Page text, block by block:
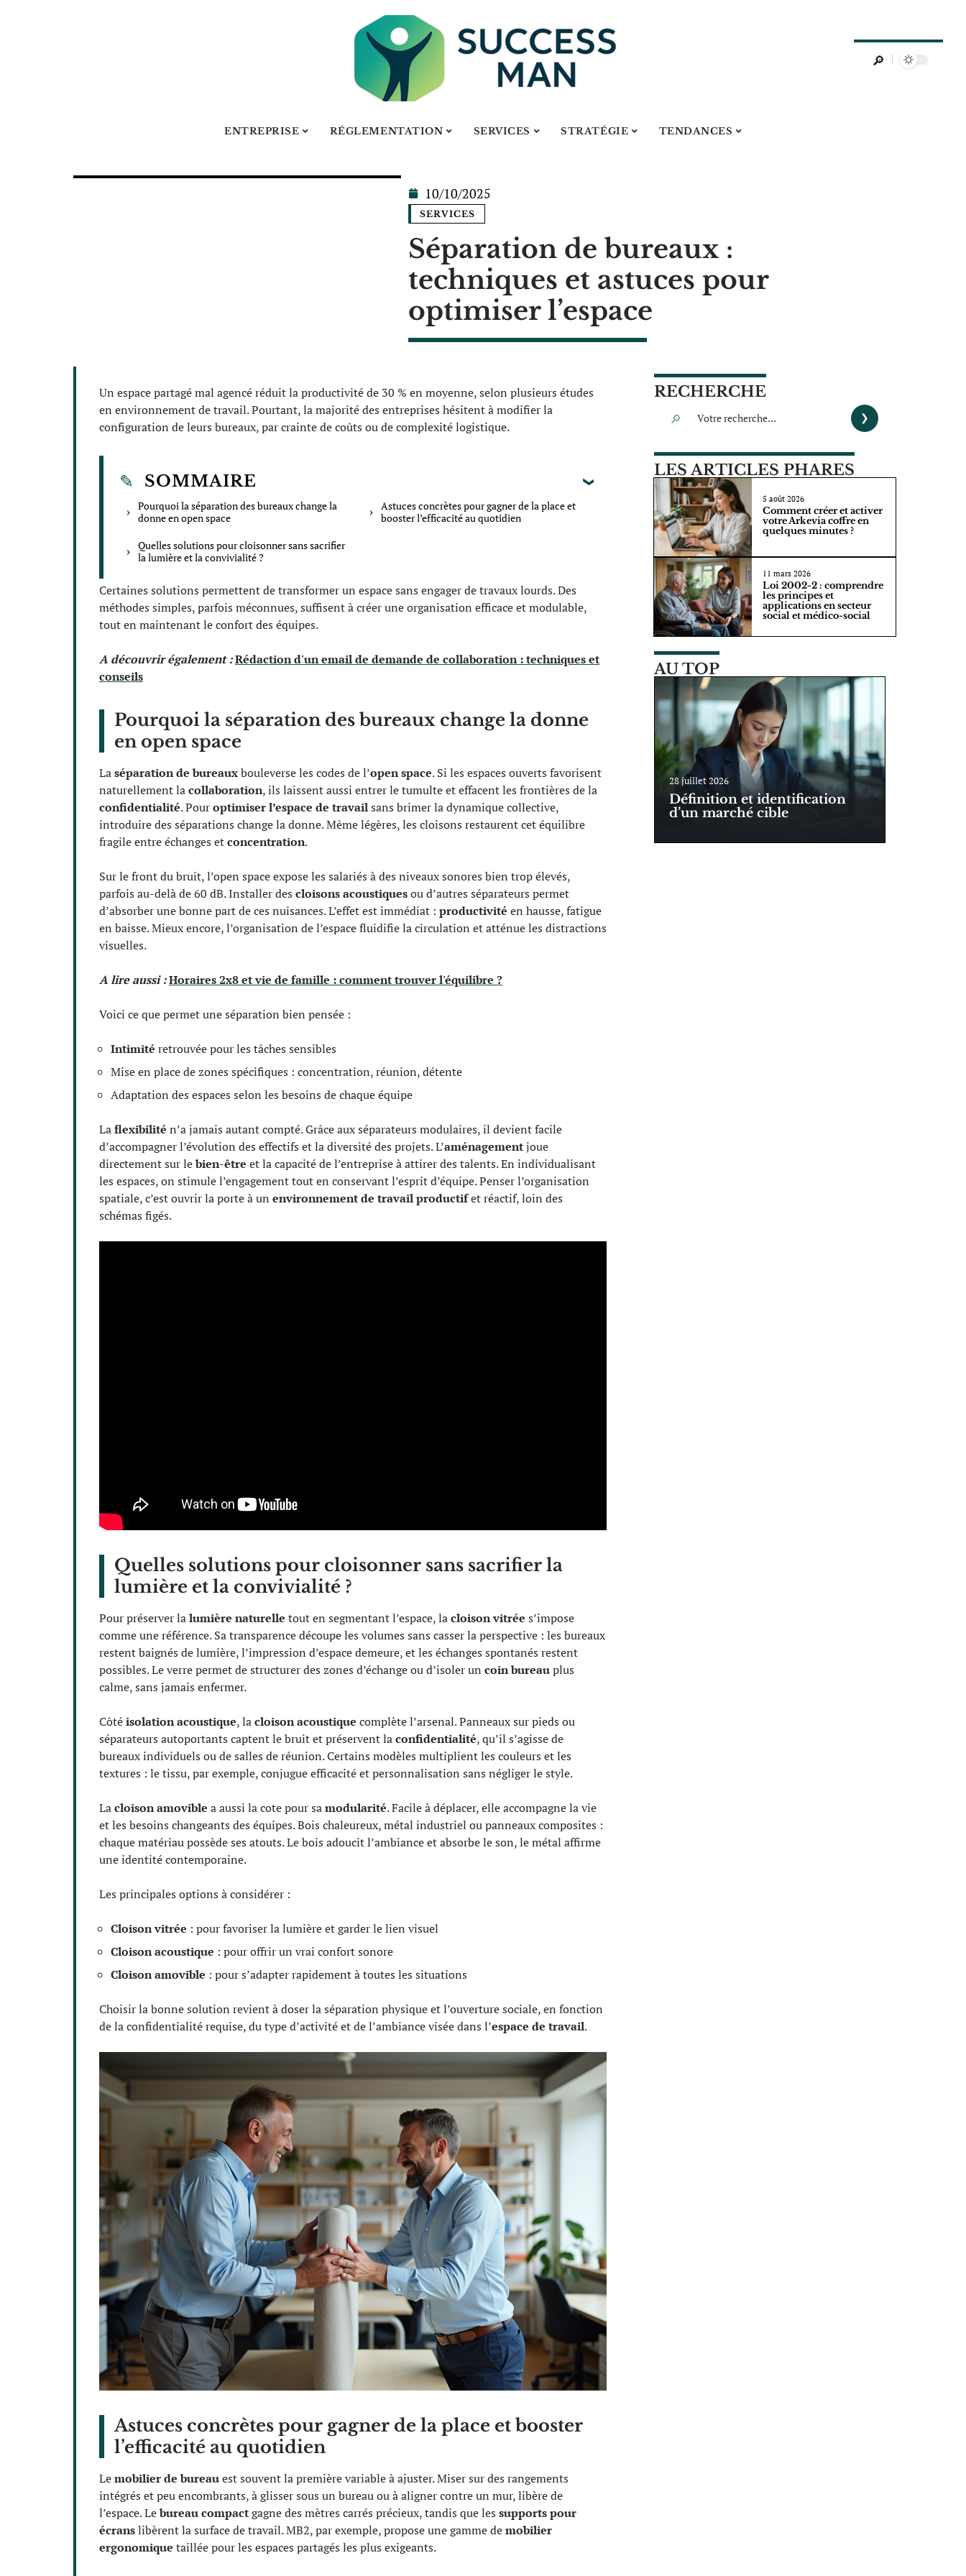
ENTREPRISE RÉGLEMENTATION SERVICES STRATÉGIE TENDANCES
10/10/2025
SERVICES
Séparation de bureaux :
techniques et astuces pour
optimiser l’espace
Un espace partagé mal agencé réduit la productivité de 30 % en moyenne, selon plusieurs études
en environnement de travail. Pourtant, la majorité des entreprises hésitent à modifier la
configuration de leurs bureaux, par crainte de coûts ou de complexité logistique.
SOMMAIRE
Pourquoi la séparation des bureaux change la
donne en open space
Quelles solutions pour cloisonner sans sacrifier
la lumière et la convivialité ?
Astuces concrètes pour gagner de la place et
booster l’efficacité au quotidien
Certaines solutions permettent de transformer un espace sans engager de travaux lourds. Des
méthodes simples, parfois méconnues, suffisent à créer une organisation efficace et modulable,
tout en maintenant le confort des équipes.
A découvrir également :Rédaction d'un email de demande de collaboration : techniques et
conseils
Pourquoi la séparation des bureaux change la donne
en open space
Laséparation de bureauxbouleverse les codes de l’open space. Si les espaces ouverts favorisent
naturellement lacollaboration, ils laissent aussi entrer le tumulte et effacent les frontières de la
confidentialité. Pouroptimiser l’espace de travailsans brimer la dynamique collective,
introduire des séparations change la donne. Même légères, les cloisons restaurent cet équilibre
fragile entre échanges etconcentration.
Sur le front du bruit, l’open space expose les salariés à des niveaux sonores bien trop élevés,
parfois au-delà de 60 dB. Installer des cloisons acoustiquesou d’autres séparateurs permet
d’absorber une bonne part de ces nuisances. L’effet est immédiat : productivité en hausse, fatigue
en baisse. Mieux encore, l’organisation de l’espace fluidifie la circulation et atténue les distractions
visuelles.
A lire aussi :Horaires 2x8 et vie de famille : comment trouver l'équilibre ?
Voici ce que permet une séparation bien pensée :
Intimité retrouvée pour les tâches sensibles
Mise en place de zones spécifiques : concentration, réunion, détente
Adaptation des espaces selon les besoins de chaque équipe
Laflexibilité n’a jamais autant compté. Grâce aux séparateurs modulaires, il devient facile
d’accompagner l’évolution des effectifs et la diversité des projets. L’aménagementjoue
directement sur lebien-être et la capacité de l’entreprise à attirer des talents. En individualisant
les espaces, on stimule l’engagement tout en conservant l’esprit d’équipe. Penser l’organisation
spatiale, c’est ouvrir la porte à un environnement de travail productifet réactif, loin des
schémas figés.
Quelles solutions pour cloisonner sans sacrifier la
lumière et la convivialité ?
Pour préserver lalumière naturelle tout en segmentant l’espace, lacloison vitrée s’impose
comme une référence. Sa transparence découpe les volumes sans casser la perspective : les bureaux
restent baignés de lumière, l’impression d’espace demeure, et les échanges spontanés restent
possibles. Le verre permet de structurer des zones d’échange ou d’isoler un coin bureauplus
calme, sans jamais enfermer.
Côtéisolation acoustique, lacloison acoustique complète l’arsenal. Panneaux sur pieds ou
séparateurs autoportants captent le bruit et préservent laconfidentialité, qu’il s’agisse de
bureaux individuels ou de salles de réunion. Certains modèles multiplient les couleurs et les
textures : le tissu, par exemple, conjugue efficacité et personnalisation sans négliger le style.
Lacloison amovible a aussi la cote pour samodularité. Facile à déplacer, elle accompagne la vie
et les besoins changeants des équipes. Bois chaleureux, métal industriel ou panneaux composites :
chaque matériau possède ses atouts. Le bois adoucit l’ambiance et absorbe le son, le métal affirme
une identité contemporaine.
Les principales options à considérer :
Cloison vitrée : pour favoriser la lumière et garder le lien visuel
Cloison acoustique : pour offrir un vrai confort sonore
Cloison amovible : pour s’adapter rapidement à toutes les situations
Choisir la bonne solution revient à doser la séparation physique et l’ouverture sociale, en fonction
de la confidentialité requise, du type d’activité et de l’ambiance visée dans l’espace de travail.
Astuces concrètes pour gagner de la place et booster
l’efficacité au quotidien
Lemobilier de bureauest souvent la première variable à ajuster. Miser sur des rangements
intégrés et peu encombrants, à glisser sous un bureau ou à aligner contre un mur, libère de
l’espace. Lebureau compactgagne des mètres carrés précieux, tandis que les supports pour
écranslibèrent la surface de travail. MB2, par exemple, propose une gamme demobilier
ergonomique taillée pour les espaces partagés les plus exigeants.
RECHERCHE
LES ARTICLES PHARES
5 août 2026
Comment créer et activer
votre Arkevia coffre en
quelques minutes ?
11 mars 2026
Loi 2002-2 : comprendre
les principes et
applications en secteur
social et médico-social
AU TOP
28 juillet 2026
Définition et identification
d’un marché cible